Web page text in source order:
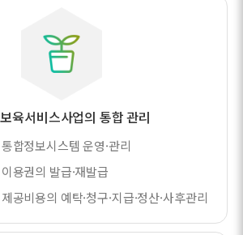
육서비스사업의 통합 관리
합정보시스템 운영·관리
용권의 발급·재발급
공비용의 예탁·청구·지급·정산·사후관리